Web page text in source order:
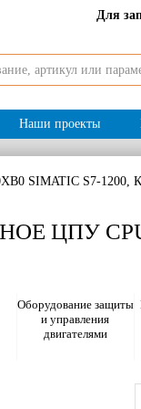
Для
Наши проекты
SIMATIC S7-
ЦПУ
Оборудование защиты
и управления
двигателями